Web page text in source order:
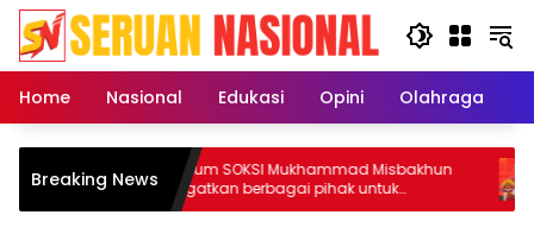
Langsung
konten
Home
Nasional Edukasi Opini Olahraga
Breaking NewsKetum SOKSI Mukhammad Misbakhun
ingatkan berbagai pihak untuk
menghentikan serangan bersifat pribadi